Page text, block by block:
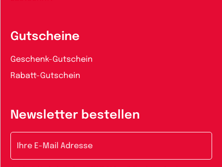
Gutscheine
Geschenk-Gutschein
Rabatt-Gutschein
Newsletter bestellen